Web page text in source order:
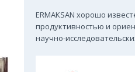
ERMAKSAN хорошо
продуктивностью и
научно-